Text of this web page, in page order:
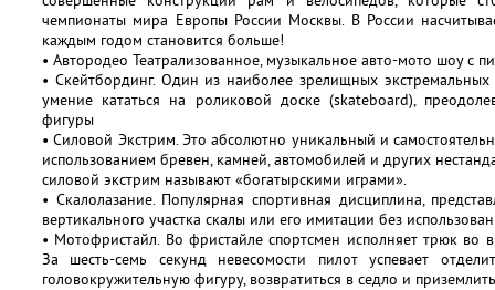
чемпионаты мира Европы России Москвы. В России
каждым годом становится больше!
• Автородео Театрализованное, музыкальное авто-мото шоу с
• Скейтбординг. Один из наиболее зрелищных
умение кататься на роликовой доске (skateboard),
фигуры
• Силовой Экстрим. Это абсолютно уникальный и
использованием бревен, камней, автомобилей и других
силовой экстрим называют «богатырскими играми».
• Скалолазание. Популярная спортивная дисциплина,
вертикального участка скалы или его имитации без
• Мотофристайл. Во фристайле спортсмен исполняет трюк во
За шесть-семь секунд невесомости пилот успевает
головокружительную фигуру, возвратиться в седло и